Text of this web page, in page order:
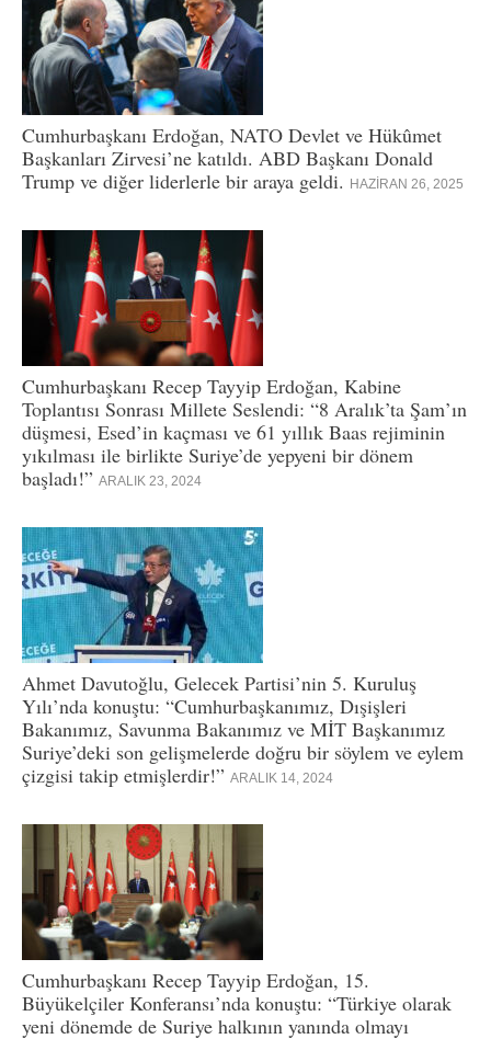
Cumhurbaşkanı Erdoğan, NATO Devlet ve Hükûmet
Başkanları Zirvesi’ne katıldı. ABD Başkanı Donald
Trump ve diğer liderlerle bir araya geldi.
HAZIRAN 26, 2025
Cumhurbaşkanı Recep Tayyip Erdoğan, Kabine
Toplantısı Sonrası Millete Seslendi: “8 Aralık’ta Şam’ın
düşmesi, Esed’in kaçması ve 61 yıllık Baas rejiminin
yıkılması ile birlikte Suriye’de yepyeni bir dönem
başladı!” ARALIK 23, 2024
Ahmet Davutoğlu, Gelecek Partisi’nin 5. Kuruluş
Yılı’nda konuştu: “Cumhurbaşkanımız, Dışişleri
Bakanımız, Savunma Bakanımız ve MİT Başkanımız
Suriye’deki son gelişmelerde doğru bir söylem ve eylem
çizgisi takip etmişlerdir!” ARALIK 14, 2024
Cumhurbaşkanı Recep Tayyip Erdoğan, 15.
Büyükelçiler Konferansı’nda konuştu: “Türkiye olarak
yeni dönemde de Suriye halkının yanında olmayı